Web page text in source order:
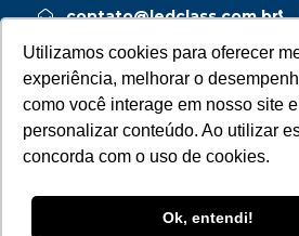
Utilizamos cookies para oferecer
experiência, melhorar o
como você interage em nosso site e
personalizar conteúdo. Ao utilizar
concorda com o uso de cookies.
Ok, entendi!
contato@ledclass.com.br